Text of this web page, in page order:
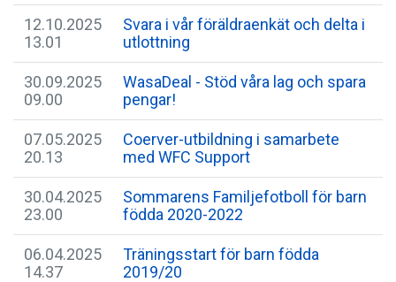
12.10.2025
13.01
Svara i vår föräldraenkät och delta i
utlottning
30.09.2025
09.00
WasaDeal - Stöd våra lag och spara
pengar!
07.05.2025
20.13
Coerver-utbildning i samarbete
med WFC Support
30.04.2025
23.00
Sommarens Familjefotboll för barn
födda 2020-2022
06.04.2025
14.37
Träningsstart för barn födda
2019/20